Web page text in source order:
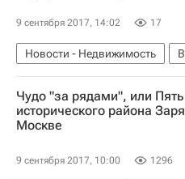
9 сентября 2017, 14:02 17
Новости - Недвижимость
Городская среда
Россия
Чудо "за рядами", или
исторического района
Москве
9 сентября 2017, 10:00 1296